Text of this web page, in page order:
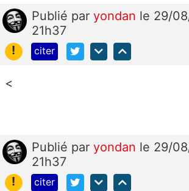
Publié par yondan le 29/
21h37
!
citer
<
Publié par yondan le 29/
21h37
!
citer